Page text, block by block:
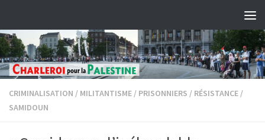
CRIMINALISATION / MILITANTISME / PRISONNIERS / RÉSISTANCE /
SAMIDOUN